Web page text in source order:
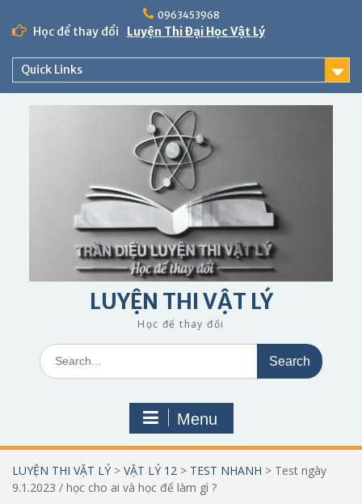
content
0963453968
Học để thay đổi Luyện Thi Đại Học Vật Lý
Quick Links
LUYỆN THI VẬT LÝ
Học để thay đổi
Search
for:
Menu
LUYỆN THI VẬT LÝ > VẬT LÝ 12 > TEST NHANH > Test ngày
9.1.2023 / học cho ai và học để làm gì ?